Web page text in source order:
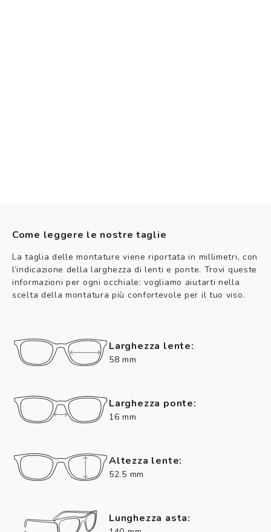
Come leggere le nostre taglie
La taglia delle montature viene riportata in millimetri, con
l’indicazione della larghezza di lenti e ponte. Trovi queste
informazioni per ogni occhiale: vogliamo aiutarti nella
scelta della montatura più confortevole per il tuo viso.
Larghezza lente:
58 mm
Larghezza ponte:
16 mm
Altezza lente:
52.5 mm
Lunghezza asta: